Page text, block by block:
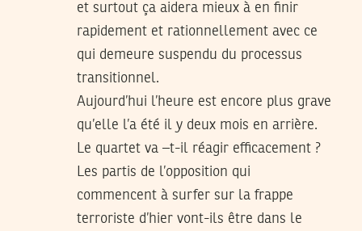
et surtout ça aidera mieux à en finir
rapidement et rationnellement avec ce
qui demeure suspendu du processus
transitionnel.
Aujourd’hui l’heure est encore plus grave
qu’elle l’a été il y deux mois en arrière.
Le quartet va –t-il réagir efficacement ?
Les partis de l’opposition qui
commencent à surfer sur la frappe
terroriste d’hier vont-ils être dans le